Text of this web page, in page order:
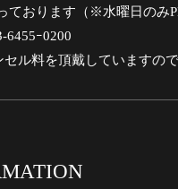
おります（※水曜日のみ
6455ｰ0200
ル料を頂戴していますの